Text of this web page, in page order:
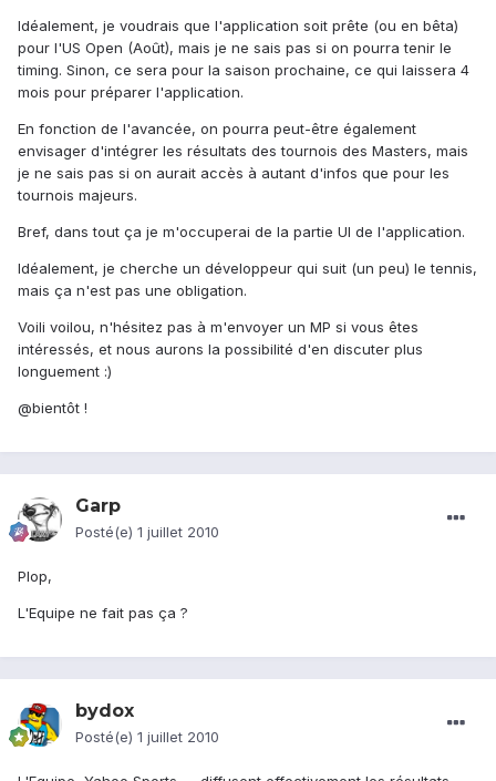
Idéalement, je voudrais que l'application soit prête (ou en bêta)
pour l'US Open (Août), mais je ne sais pas si on pourra tenir le
timing. Sinon, ce sera pour la saison prochaine, ce qui laissera 4
mois pour préparer l'application.
En fonction de l'avancée, on pourra peut-être également
envisager d'intégrer les résultats des tournois des Masters, mais
je ne sais pas si on aurait accès à autant d'infos que pour les
tournois majeurs.
Bref, dans tout ça je m'occuperai de la partie UI de l'application.
Idéalement, je cherche un développeur qui suit (un peu) le tennis,
mais ça n'est pas une obligation.
Voili voilou, n'hésitez pas à m'envoyer un MP si vous êtes
intéressés, et nous aurons la possibilité d'en discuter plus
longuement :)
@bientôt !
Garp
Posté(e) 1 juillet 2010
Plop,
L'Equipe ne fait pas ça ?
bydox
Posté(e) 1 juillet 2010